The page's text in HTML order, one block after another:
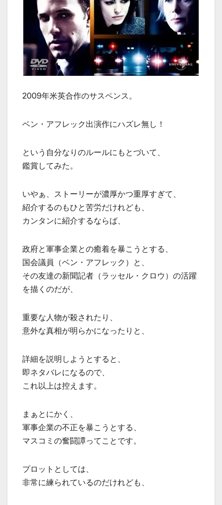
2009年米英合作のサスペンス。
ベン・アフレック出演作にハズレ無し！
という自分なりのルールにもとづいて、
鑑賞してみた。
いやぁ、ストーリーが濃厚かつ重厚すぎて、
紹介するのもひと苦労だけれども、
カンタンに紹介するならば、
政府と軍事企業との癒着を暴こうとする、
国会議員（ベン・アフレック）と、
その友達の新聞記者（ラッセル・クロウ）の活躍
を描くのだが、
重要な人物が殺されたり、
意外な真相が明らかになったりと、
詳細を説明しようとすると、
即ネタバレになるので、
これ以上は控えます。
まぁとにかく、
軍事企業の不正を暴こうとする、
マスコミの奮闘譚ってことです。
プロットとしては、
非常に練られているのだけれども、